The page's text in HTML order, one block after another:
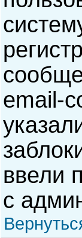
email-
ввели
с